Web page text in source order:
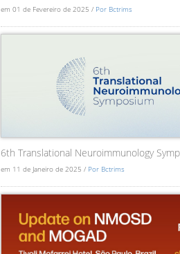
em 01 de Fevereiro de 2025 / Por Bctrims
6th Translational Neuroimmunology
em 11 de Janeiro de 2025 / Por Bctrims